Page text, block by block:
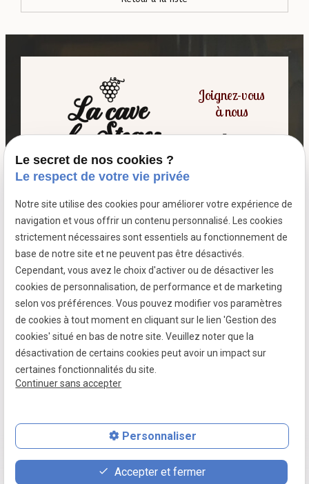
Siret :39799787500026
Joignez-vous
à nous
7 passage fleuri
- 59380 SOCX
Mentions légales
Politique de confidentialité
Gestion des cookies
place contact_page phone
Le secret de nos cookies ?
Le respect de votre vie privée
Notre site utilise des cookies pour améliorer votre expérience de
navigation et vous offrir un contenu personnalisé. Les cookies
strictement nécessaires sont essentiels au fonctionnement de
base de notre site et ne peuvent pas être désactivés.
Cependant, vous avez le choix d'activer ou de désactiver les
cookies de personnalisation, de performance et de marketing
selon vos préférences. Vous pouvez modifier vos paramètres
de cookies à tout moment en cliquant sur le lien 'Gestion des
cookies' situé en bas de notre site. Veuillez noter que la
désactivation de certains cookies peut avoir un impact sur
certaines fonctionnalités du site.
Continuer sans accepter
Personnaliser
Accepter et fermer